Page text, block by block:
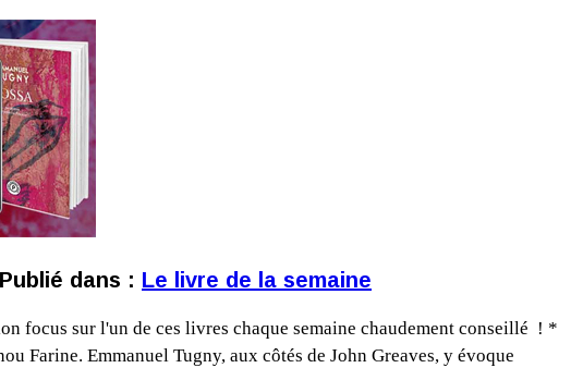
dans : Le livre de la semaine
focus sur l'un de ces livres chaque semaine chaudement conseillé ! *
Farine. Emmanuel Tugny, aux côtés de John Greaves, y évoque